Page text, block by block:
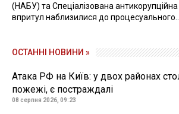
(НАБУ) та Спеціалізована
впритул наблизилися до процесуального...
ОСТАННІ НОВИНИ »
Атака РФ на Київ: у двох районах
пожежі, є постраждалі
08 серпня 2026, 09:23